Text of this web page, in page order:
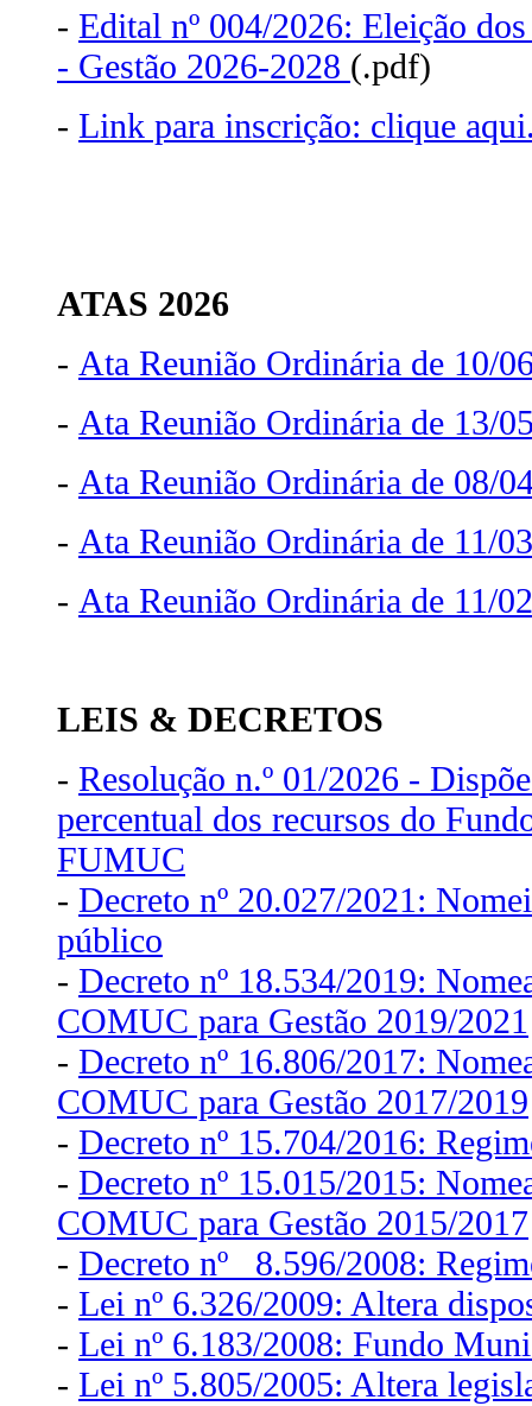
- Edital nº 004/2026: Eleição
- Gestão 2026-2028 (.pdf)
- Link para inscrição: clique
ATAS 2026
- Ata Reunião Ordinária de 10/
- Ata Reunião Ordinária de 13/
- Ata Reunião Ordinária de 08/
- Ata Reunião Ordinária de 11/
- Ata Reunião Ordinária de 11/
LEIS & DECRETOS
- Resolução n.º 01/2026 -
percentual dos recursos do
FUMUC
- Decreto nº 20.027/2021:
público
- Decreto nº 18.534/2019:
COMUC para Gestão 2019/2021
- Decreto nº 16.806/2017:
COMUC para Gestão 2017/2019
- Decreto nº 15.704/2016:
- Decreto nº 15.015/2015:
COMUC para Gestão 2015/2017
- Decreto nº 8.596/2008:
- Lei nº 6.326/2009: Altera
- Lei nº 6.183/2008: Fundo
- Lei nº 5.805/2005: Altera